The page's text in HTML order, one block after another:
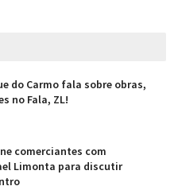
do Carmo fala sobre obras,
no Fala, ZL!
comerciantes com
Limonta para discutir